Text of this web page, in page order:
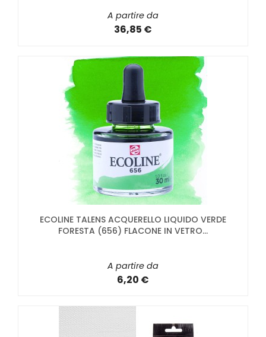
A partire da
36,85 €
ECOLINE TALENS ACQUERELLO LIQUIDO VERDE
FORESTA (656) FLACONE IN VETRO...
A partire da
6,20 €